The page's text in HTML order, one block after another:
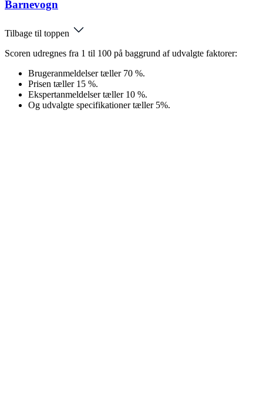
Barnevogn
Tilbage til toppen
Scoren udregnes fra 1 til 100 på baggrund af udvalgte faktorer:
Brugeranmeldelser tæller 70 %.
Prisen tæller 15 %.
Ekspertanmeldelser tæller 10 %.
Og udvalgte specifikationer tæller 5%.